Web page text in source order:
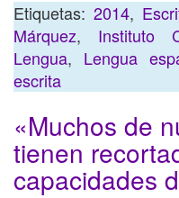
Etiquetas:2014,
Márquez, Instituto
Lengua, Lengua
escrita
«Muchos de
tienen
capacidades